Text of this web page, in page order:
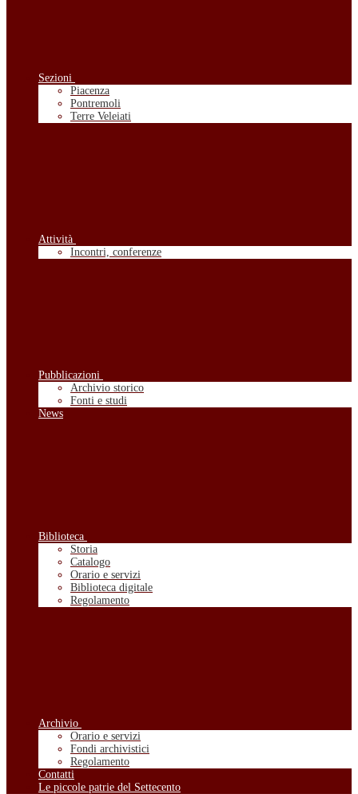
Sezioni
Piacenza
Pontremoli
Terre Veleiati
Attività
Incontri, conferenze
Pubblicazioni
Archivio storico
Fonti e studi
News
Biblioteca
Storia
Catalogo
Orario e servizi
Biblioteca digitale
Regolamento
Archivio
Orario e servizi
Fondi archivistici
Regolamento
Contatti
Le piccole patrie del Settecento